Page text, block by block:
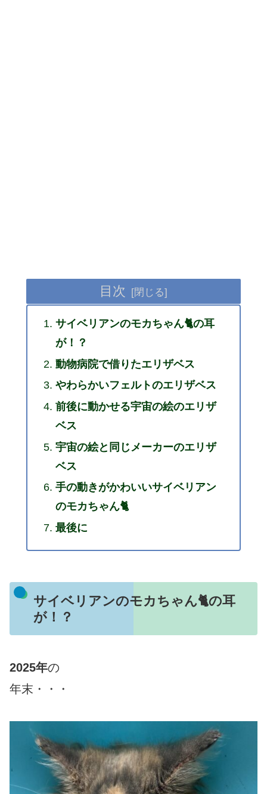
目次
サイベリアンのモカちゃん🐈の耳
が！？
動物病院で借りたエリザベス
やわらかいフェルトのエリザベス
前後に動かせる宇宙の絵のエリザ
ベス
宇宙の絵と同じメーカーのエリザ
ベス
手の動きがかわいいサイベリアン
のモカちゃん🐈
最後に
サイベリアンのモカちゃん🐈の耳
が！？
2025年の
年末・・・